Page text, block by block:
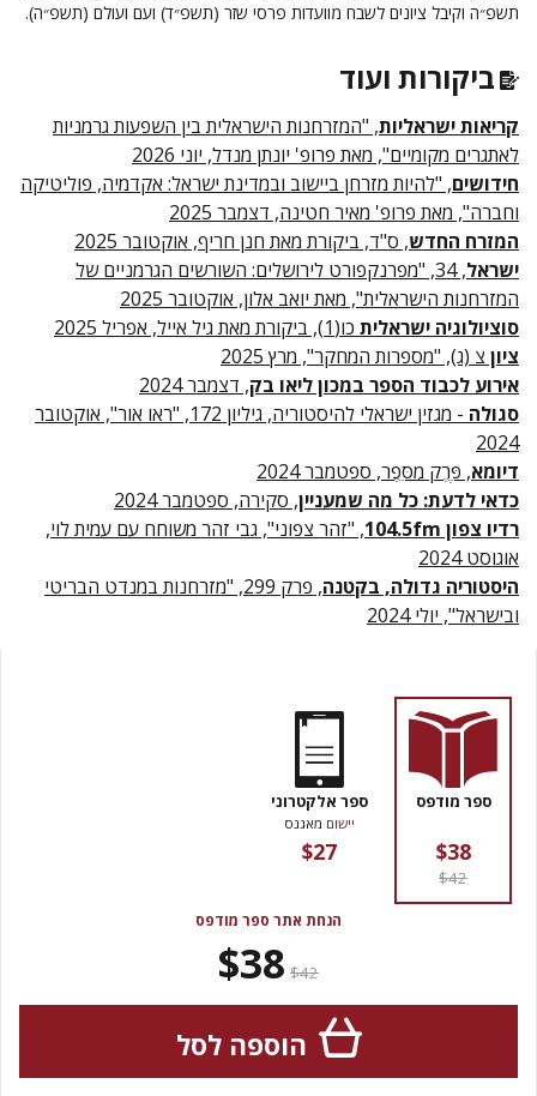
תשפ״ה וקיבל ציונים לשבח מוועדות פרסי שזר (תשפ״ד) ועם ועולם (תשפ״ה).
ביקורות ועוד
קריאות ישראליות, "המזרחנות הישראלית בין השפעות גרמניות
לאתגרים מקומיים", מאת פרופ' יונתן מנדל, יוני 2026
חידושים, "להיות מזרחן ביישוב ובמדינת ישראל: אקדמיה, פוליטיקה
וחברה", מאת פרופ' מאיר חטינה, דצמבר 2025
המזרח החדש, ס"ד, ביקורת מאת חנן חריף, אוקטובר 2025
ישראל
, 34, "מפרנקפורט לירושלים: השורשים הגרמניים של
המזרחנות הישראלית", מאת יואב אלון, אוקטובר 2025
סוציולוגיה ישראלית כו(1), ביקורת מאת גיל אייל, אפריל 2025
ציון צ (ג), "מספרות המחקר", מרץ 2025
אירוע לכבוד הספר במכון ליאו בק, דצמבר 2024
סגולה
- מגזין ישראלי להיסטוריה, גיליון 172, "ראו אור", אוקטובר
2024
דיומא, פֶּרֶק מִסֵּפֶר, ספטמבר 2024
כדאי לדעת: כל מה שמעניין, סקירה, ספטמבר 2024
רדיו צפון 104.5fm
, "זהר צפוני", גבי זהר משוחח עם עמית לוי,
אוגוסט 2024
היסטוריה גדולה, בקטנה
, פרק 299, "מזרחנות במנדט הבריטי
ובישראל", יולי 2024
ספר מודפס
$38
$42
ספר אלקטרוני
יישום מאגנס
$27
הנחת אתר ספר מודפס
$42
$38
הוספה לסל